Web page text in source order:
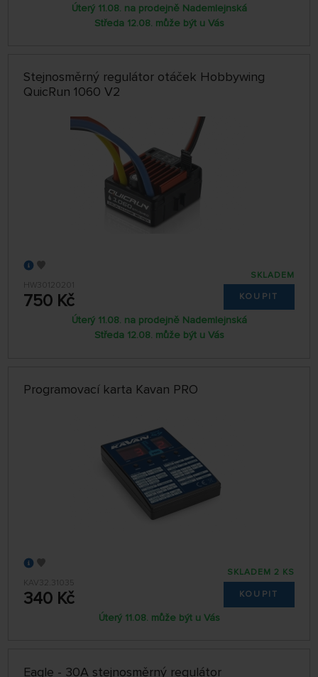
Úterý 11.08. na prodejně Nademlejnská
Středa 12.08. může být u Vás
Stejnosměrný regulátor otáček Hobbywing
QuicRun 1060 V2
HW30120201
750 Kč
SKLADEM
KOUPIT
Úterý 11.08. na prodejně Nademlejnská
Středa 12.08. může být u Vás
Programovací karta Kavan PRO
KAV32.31035
340 Kč
SKLADEM 2 KS
KOUPIT
Úterý 11.08. může být u Vás
Eagle - 30A stejnosměrný regulátor